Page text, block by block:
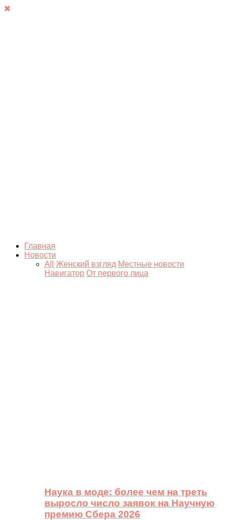
Главная
Новости
All
Женский взгляд Местные новости
Навигатор От первого лица
Наука в моде: более чем на треть
выросло число заявок на Научную
премию Сбера 2026